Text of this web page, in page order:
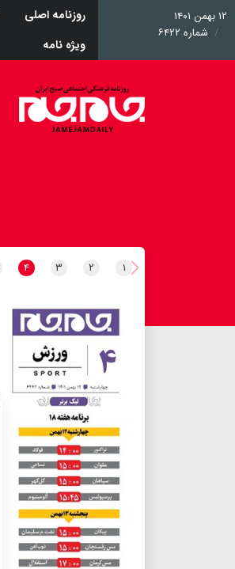
۱۲ بهمن ۱۴۰۱
شماره ۶۴۲۲
روزنامه اصلی
ویژه نامه
۱ ۲ ۳ ۴